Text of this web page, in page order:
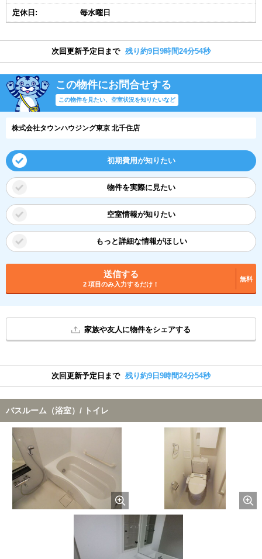
定休日: 毎水曜日
次回更新予定日まで 残り約9日9時間24分53秒
この物件にお問合せする
この物件を見たい、空室状況を知りたいなど
株式会社タウンハウジング東京 北千住店
初期費用が知りたい
物件を実際に見たい
空室情報が知りたい
もっと詳細な情報がほしい
送信する
2 項目のみ入力するだけ！
無料
家族や友人に物件をシェアする
次回更新予定日まで 残り約9日9時間24分53秒
バスルーム（浴室）/ トイレ